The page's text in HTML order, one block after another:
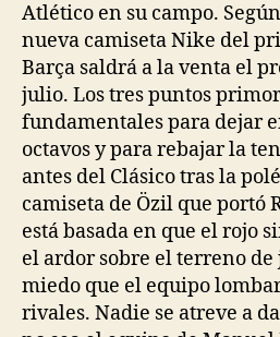
Atlético en su campo.
nueva camiseta Nike del
Barça saldrá a la venta el
julio. Los tres puntos
fundamentales para dejar
octavos y para rebajar la
antes del Clásico tras la
camiseta de Özil que portó
está basada en que el rojo
el ardor sobre el terreno de
miedo que el equipo
rivales. Nadie se atreve a